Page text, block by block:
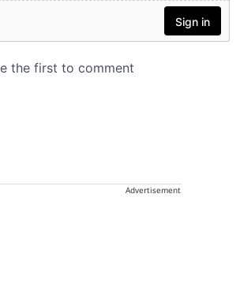
Advertisement